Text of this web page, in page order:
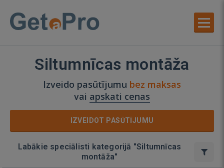
Siltumnīcas montāža
Izveido pasūtījumu bez maksas
vai apskati cenas
IZVEIDOT PASŪTĪJUMU
Labākie speciālisti kategorijā "Siltumnīcas
montāža"